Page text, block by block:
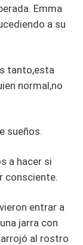
Emma
a su
tanto,esta
normal,no
sueños.
a hacer si
consciente.
entrar a
jarra con
al rostro